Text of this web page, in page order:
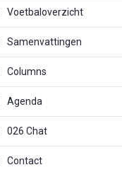
Voetbaloverzicht
Samenvattingen
Columns
Agenda
026 Chat
Contact